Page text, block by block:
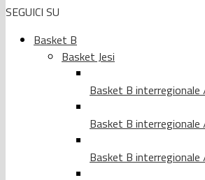
SEGUICI SU
Basket B
Basket Jesi
Basket B interregionale
Basket B interregionale
Basket B